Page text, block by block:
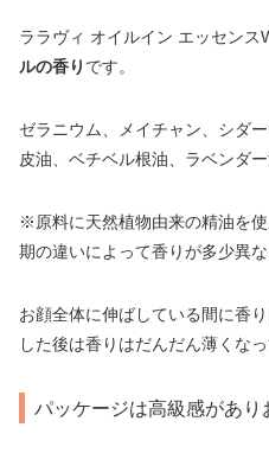
ララヴィ オイルイン エッセンス
ルの香り です。
ゼラニウム、メイチャン、シダ
皮油、ベチベル根油、ラベンダ
※原料に天然植物由来の精油を
期の違いによって香りが多少異な
お顔全体に伸ばしている間に香
した後は香りはだんだん薄くなっ
パッケージは高級感があり